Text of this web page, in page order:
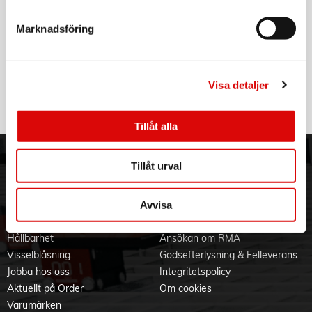
Marknadsföring
Visa detaljer
Tillåt alla
Tillåt urval
Avvisa
Art nr:
Rek: 79,00 kr
3PL
Vår historia
Hållbarhet
Visselblåsning
Jobba hos oss
Aktuellt på Order
Varumärken
KUNDTJÄNST
Allmänna villkor
Vanliga frågor
Service & Support
Ansökan om RMA
Godsefterlysning & Felleverans
Integritetspolicy
Om cookies